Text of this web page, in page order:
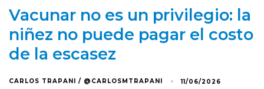
Vacunar no es un privilegio: la
niñez no puede pagar el costo
de la escasez
CARLOS TRAPANI / @CARLOSMTRAPANI 11/06/2026